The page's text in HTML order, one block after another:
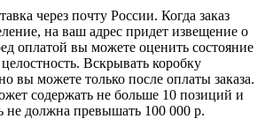
через почту России. Когда заказ
на ваш адрес придет извещение о
оплатой вы можете оценить состояние
Вскрывать коробку
вы можете только после оплаты заказа.
содержать не больше 10 позиций и
не должна превышать 100 000 р.